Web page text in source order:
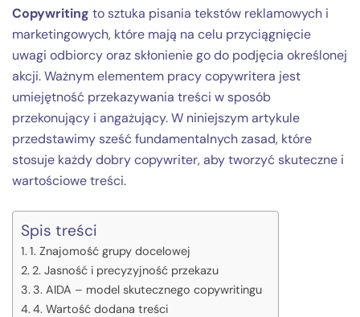
Copywriting to sztuka pisania tekstów reklamowych i
marketingowych, które mają na celu przyciągnięcie
uwagi odbiorcy oraz skłonienie go do podjęcia określonej
akcji. Ważnym elementem pracy copywritera jest
umiejętność przekazywania treści w sposób
przekonujący i angażujący. W niniejszym artykule
przedstawimy sześć fundamentalnych zasad, które
stosuje każdy dobry copywriter, aby tworzyć skuteczne i
wartościowe treści.
Spis treści
1. Znajomość grupy docelowej
2. Jasność i precyzyjność przekazu
3. AIDA – model skutecznego copywritingu
4. Wartość dodana treści